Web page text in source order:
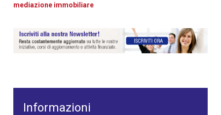
mediazione immobiliare
Informazioni